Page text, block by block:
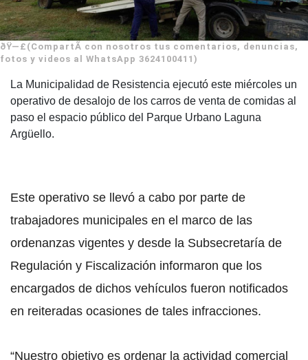
ðŸ—£(CompartÃ­ con nosotros tus comentarios, denuncias,
fotos y videos al WhatsApp 3624100411)
La Municipalidad de Resistencia ejecutó este miércoles un
operativo de desalojo de los carros de venta de comidas al
paso el espacio público del Parque Urbano Laguna
Argüello.
Este operativo se llevó a cabo por parte de
trabajadores municipales en el marco de las
ordenanzas vigentes y desde la Subsecretaría de
Regulación y Fiscalización informaron que los
encargados de dichos vehículos fueron notificados
en reiteradas ocasiones de tales infracciones.
“Nuestro objetivo es ordenar la actividad comercial